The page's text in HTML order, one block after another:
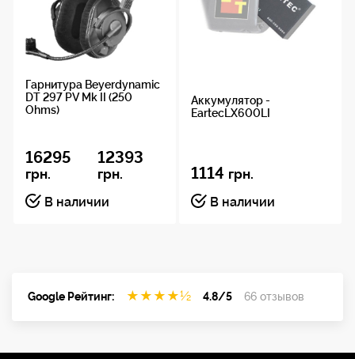
100 мВт
Технические характеристики
микрофона
преобразования
Гарнитура Beyerdynamic
DT 297 PV Mk II (250
Ohms)
16295
грн.
12393
грн.
В наличии
Аккумулятор -
EartecLX600LI
1114 грн.
В наличии
Google Рейтинг: ★ ★ ★ ★½ 4.8/5 66 отзывов